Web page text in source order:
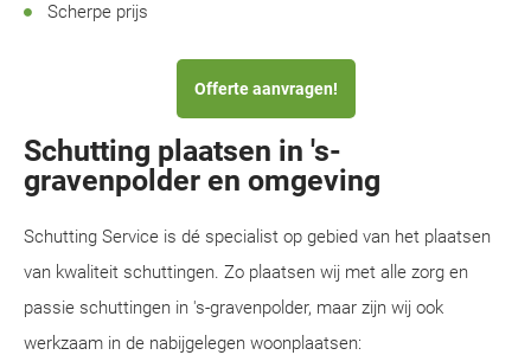
Scherpe prijs
Offerte aanvragen!
Schutting plaatsen in 's-
gravenpolder en omgeving
Schutting Service is dé specialist op gebied van het plaatsen
van kwaliteit schuttingen. Zo plaatsen wij met alle zorg en
passie schuttingen in 's-gravenpolder, maar zijn wij ook
werkzaam in de nabijgelegen woonplaatsen: